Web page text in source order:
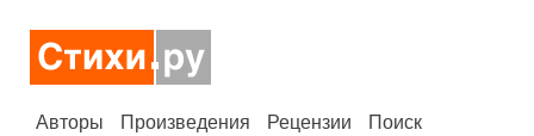
Авторы Произведения Рецензии
Поиск